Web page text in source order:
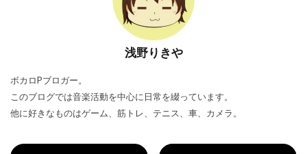
浅野りきや
ボカロPブロガー。
このブログでは音楽活動を中心に日常を綴っています。
他に好きなものはゲーム、筋トレ、テニス、車、カメラ。